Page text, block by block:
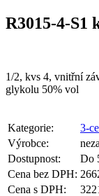
R3015-4-S1
1/2, kvs 4, vnitřní
glykolu 50% vol
Kategorie:
3-
Výrobce:
Dostupnost:
Do
Cena bez DPH:
Cena s DPH: